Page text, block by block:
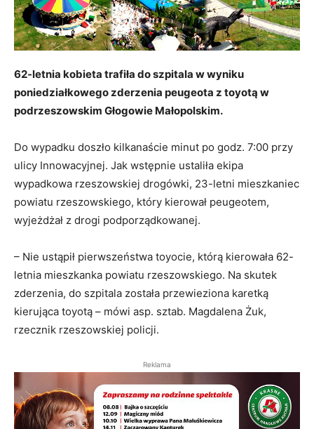
62-letnia kobieta trafiła do szpitala w wyniku
poniedziałkowego zderzenia peugeota z toyotą w
podrzeszowskim Głogowie Małopolskim.
Do wypadku doszło kilkanaście minut po godz. 7:00 przy
ulicy Innowacyjnej. Jak wstępnie ustaliła ekipa
wypadkowa rzeszowskiej drogówki, 23-letni mieszkaniec
powiatu rzeszowskiego, który kierował peugeotem,
wyjeżdżał z drogi podporządkowanej.
– Nie ustąpił pierwszeństwa toyocie, którą kierowała 62-
letnia mieszkanka powiatu rzeszowskiego. Na skutek
zderzenia, do szpitala została przewieziona karetką
kierująca toyotą – mówi asp. sztab. Magdalena Żuk,
rzecznik rzeszowskiej policji.
Reklama